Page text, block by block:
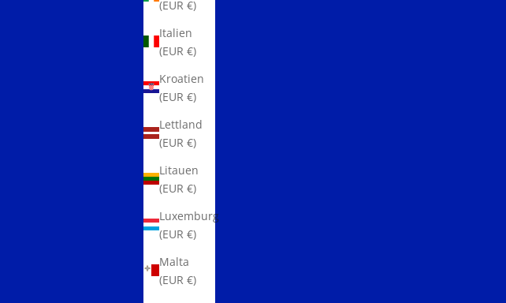
(EUR €)
Italien
(EUR €)
Kroatien
(EUR €)
Lettland
(EUR €)
Litauen
(EUR €)
Luxemburg
(EUR €)
Malta
(EUR €)